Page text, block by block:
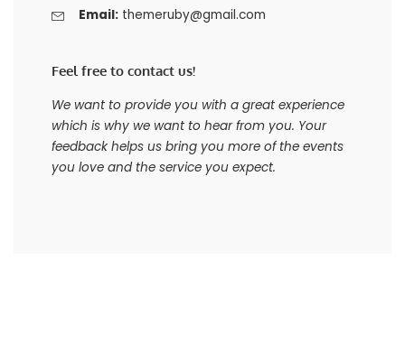
Email: themeruby@gmail.com
Feel free to contact us!
We want to provide you with a great experience
which is why we want to hear from you. Your
feedback helps us bring you more of the events
you love and the service you expect.